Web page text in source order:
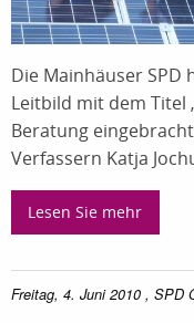
Die Mainhäuser SPD
Leitbild mit dem Titel
Beratung
Verfassern Katja
Lesen Sie mehr
Freitag, 4. Juni 2010 , SPD